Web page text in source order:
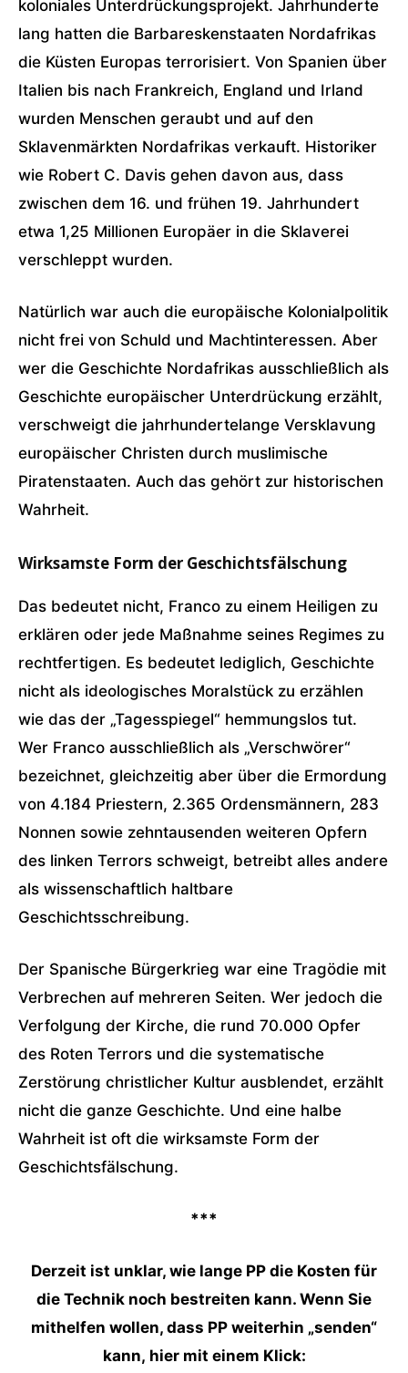
koloniales Unterdrückungsprojekt. Jahrhunderte
lang hatten die Barbareskenstaaten Nordafrikas
die Küsten Europas terrorisiert. Von Spanien über
Italien bis nach Frankreich, England und Irland
wurden Menschen geraubt und auf den
Sklavenmärkten Nordafrikas verkauft. Historiker
wie Robert C. Davis gehen davon aus, dass
zwischen dem 16. und frühen 19. Jahrhundert
etwa 1,25 Millionen Europäer in die Sklaverei
verschleppt wurden.
Natürlich war auch die europäische Kolonialpolitik
nicht frei von Schuld und Machtinteressen. Aber
wer die Geschichte Nordafrikas ausschließlich als
Geschichte europäischer Unterdrückung erzählt,
verschweigt die jahrhundertelange Versklavung
europäischer Christen durch muslimische
Piratenstaaten. Auch das gehört zur historischen
Wahrheit.
Wirksamste Form der Geschichtsfälschung
Das bedeutet nicht, Franco zu einem Heiligen zu
erklären oder jede Maßnahme seines Regimes zu
rechtfertigen. Es bedeutet lediglich, Geschichte
nicht als ideologisches Moralstück zu erzählen
wie das der „Tagesspiegel“ hemmungslos tut.
Wer Franco ausschließlich als „Verschwörer“
bezeichnet, gleichzeitig aber über die Ermordung
von 4.184 Priestern, 2.365 Ordensmännern, 283
Nonnen sowie zehntausenden weiteren Opfern
des linken Terrors schweigt, betreibt alles andere
als wissenschaftlich haltbare
Geschichtsschreibung.
Der Spanische Bürgerkrieg war eine Tragödie mit
Verbrechen auf mehreren Seiten. Wer jedoch die
Verfolgung der Kirche, die rund 70.000 Opfer
des Roten Terrors und die systematische
Zerstörung christlicher Kultur ausblendet, erzählt
nicht die ganze Geschichte. Und eine halbe
Wahrheit ist oft die wirksamste Form der
Geschichtsfälschung.
***
Derzeit ist unklar, wie lange PP die Kosten für
die Technik noch bestreiten kann. Wenn Sie
mithelfen wollen, dass PP weiterhin „senden“
kann, hier mit einem Klick: